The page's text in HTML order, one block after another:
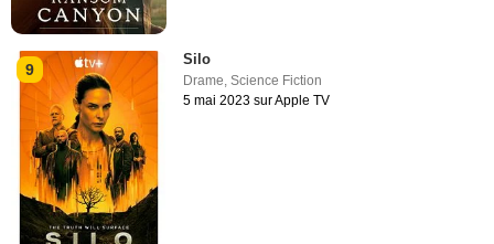
9
Silo
Drame,Science Fiction
5 mai 2023 sur Apple TV